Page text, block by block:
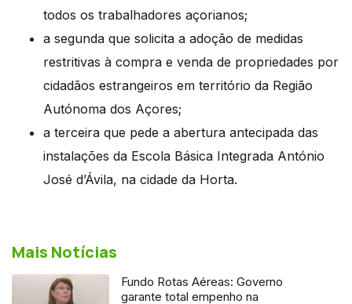
todos os trabalhadores açorianos;
a segunda que solicita a adoção de medidas
restritivas à compra e venda de propriedades por
cidadãos estrangeiros em território da Região
Autónoma dos Açores;
a terceira que pede a abertura antecipada das
instalações da Escola Básica Integrada António
José d’Ávila, na cidade da Horta.
Mais Notícias
Fundo Rotas Aéreas: Governo
garante total empenho na